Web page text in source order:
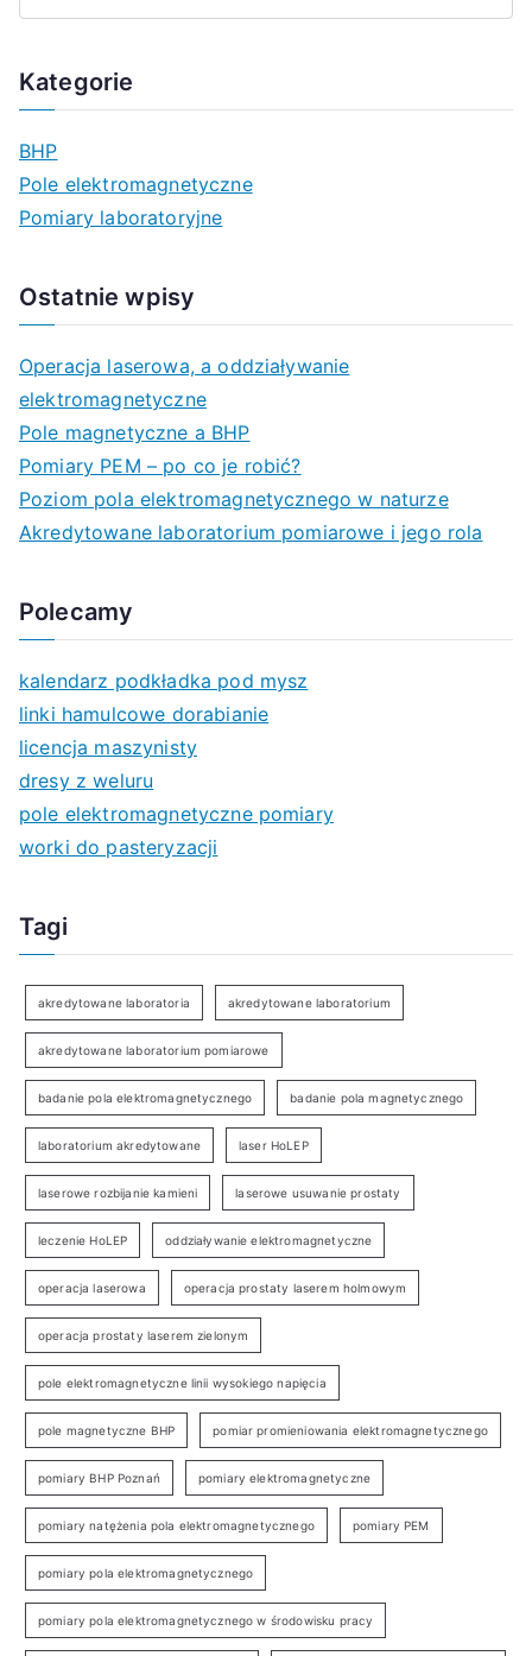
Kategorie
BHP
Pole elektromagnetyczne
Pomiary laboratoryjne
Ostatnie wpisy
Operacja laserowa, a oddziaływanie
elektromagnetyczne
Pole magnetyczne a BHP
Pomiary PEM – po co je robić?
Poziom pola elektromagnetycznego w naturze
Akredytowane laboratorium pomiarowe i jego rola
Polecamy
kalendarz podkładka pod mysz
linki hamulcowe dorabianie
licencja maszynisty
dresy z weluru
pole elektromagnetyczne pomiary
worki do pasteryzacji
Tagi
akredytowane laboratoria akredytowane laboratorium
akredytowane laboratorium pomiarowe
badanie pola elektromagnetycznego badanie pola magnetycznego
laboratorium akredytowane laser HoLEP
laserowe rozbijanie kamieni laserowe usuwanie prostaty
leczenie HoLEP oddziaływanie elektromagnetyczne
operacja laserowa operacja prostaty laserem holmowym
operacja prostaty laserem zielonym
pole elektromagnetyczne linii wysokiego napięcia
pole magnetyczne BHP pomiar promieniowania elektromagnetycznego
pomiary BHP Poznań pomiary elektromagnetyczne
pomiary natężenia pola elektromagnetycznego pomiary PEM
pomiary pola elektromagnetycznego
pomiary pola elektromagnetycznego w środowisku pracy